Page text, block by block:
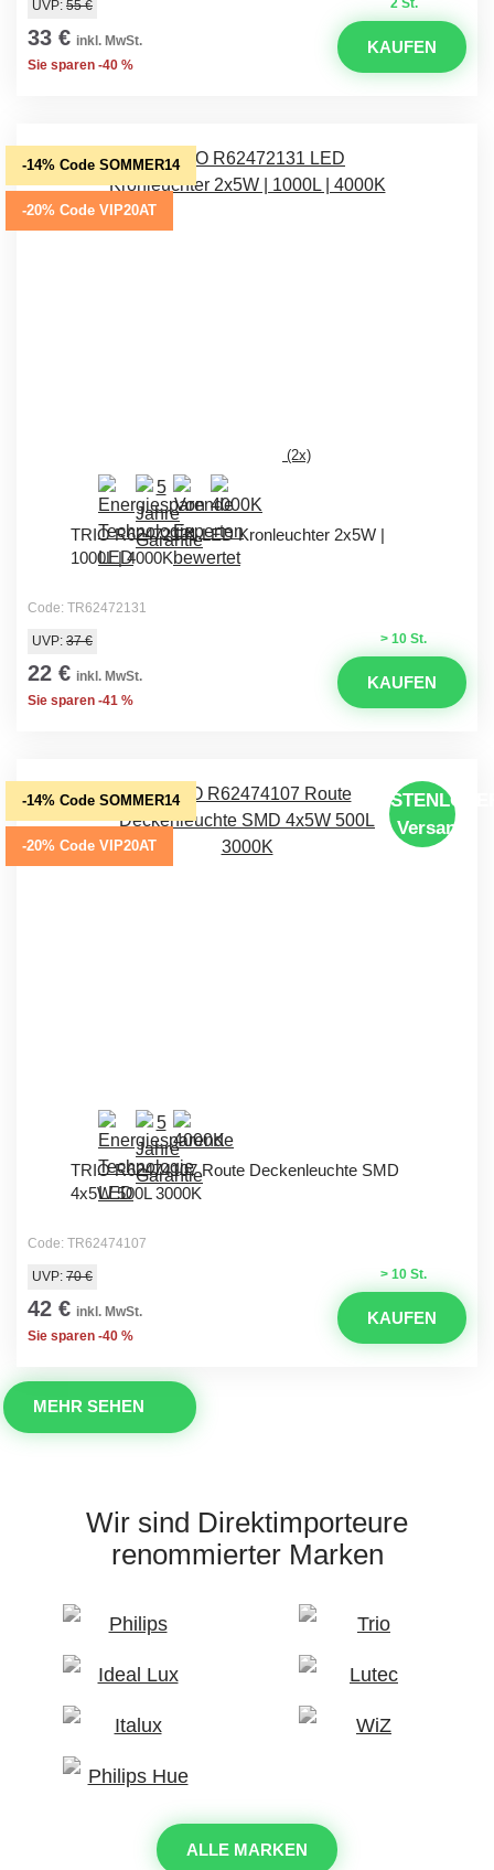
2 St.
UVP: 55 €
33 € inkl. MwSt.
Sie sparen -40 %
KAUFEN
-14% Code SOMMER14
-20% Code VIP20AT
(2x)
TRIO R62472131 LED Kronleuchter 2x5W |
1000L | 4000K
Code: TR62472131
> 10 St.
UVP: 37 €
22 € inkl. MwSt.
Sie sparen -41 %
KAUFEN
-14% Code SOMMER14
-20% Code VIP20AT
Versand
TRIO R62474107 Route Deckenleuchte SMD
4x5W 500L 3000K
Code: TR62474107
> 10 St.
UVP: 70 €
42 € inkl. MwSt.
Sie sparen -40 %
KAUFEN
MEHR SEHEN
Wir sind Direktimporteure
renommierter Marken
ALLE MARKEN